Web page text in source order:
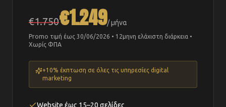
€1.750€1.249/ μήνα
Promo τιμή έως 30/06/2026 • 12μηνη ελάχιστη διάρκεια •
Χωρίς ΦΠΑ
+10% έκπτωση σε όλες τις υπηρεσίες digital
marketing
Website έως 15–20 σελίδες